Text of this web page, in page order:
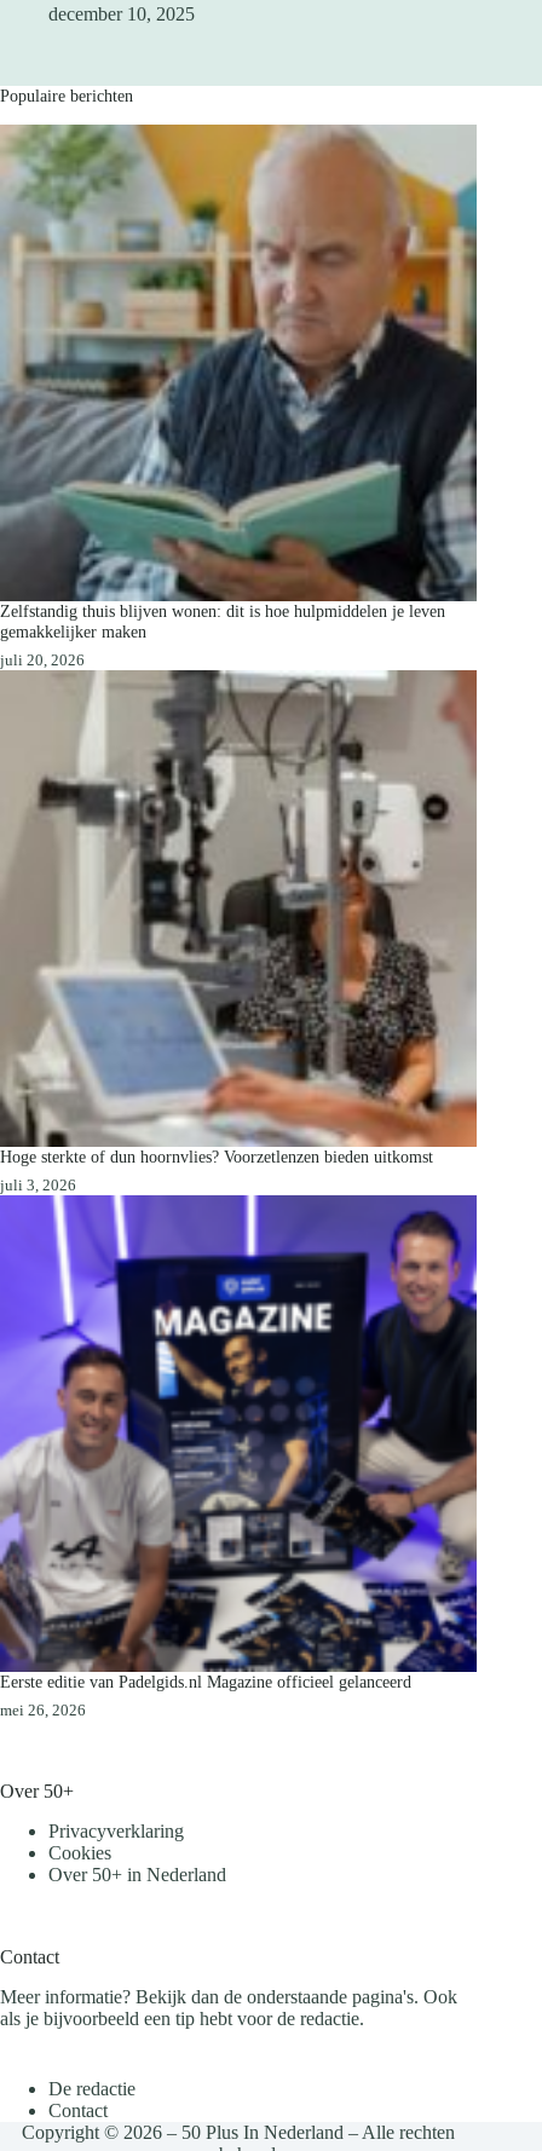
december 10, 2025
Populaire berichten
Zelfstandig thuis blijven wonen: dit is hoe hulpmiddelen je leven
gemakkelijker maken
juli 20, 2026
Hoge sterkte of dun hoornvlies? Voorzetlenzen bieden uitkomst
juli 3, 2026
Eerste editie van Padelgids.nl Magazine officieel gelanceerd
mei 26, 2026
Over 50+
Privacyverklaring
Cookies
Over 50+ in Nederland
Contact
Meer informatie? Bekijk dan de onderstaande pagina's. Ook
als je bijvoorbeeld een tip hebt voor de redactie.
De redactie
Contact
Copyright © 2026 – 50 Plus In Nederland – Alle rechten